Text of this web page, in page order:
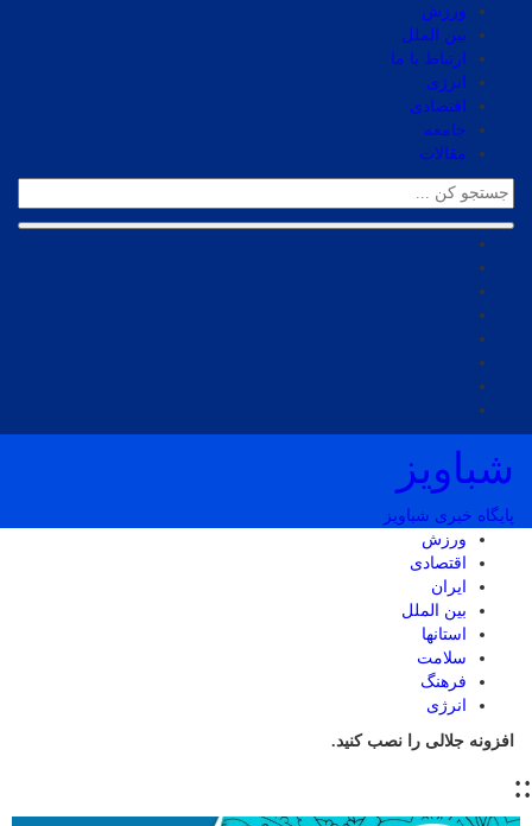
ورزش
بین الملل
ارتباط با ما
انرژی
اقتصادی
جامعه
مقالات
شباویز
پایگاه خبری شباویز
ورزش
اقتصادی
ایران
بین الملل
استانها
سلامت
فرهنگ
انرژی
افزونه جلالی را نصب کنید.
::